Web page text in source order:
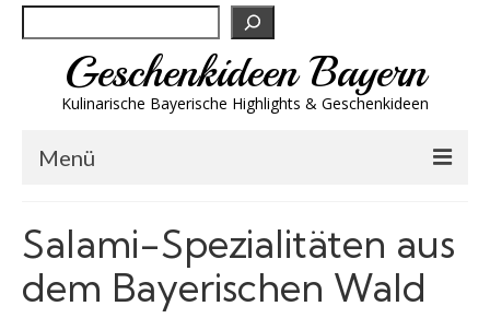
Suchen
Geschenkideen Bayern
Kulinarische Bayerische Highlights & Geschenkideen
Menü
Brotzeit & Genuss
Spirituosen
Salami-Spezialitäten aus
dem Bayerischen Wald